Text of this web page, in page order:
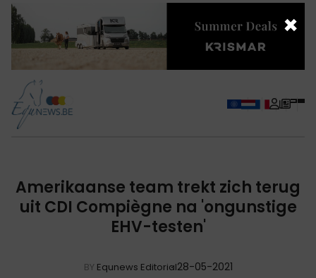
Amerikaanse team trekt zich terug
uit CDI Compiègne na 'ongunstige
EHV-testen'
BY Equnews Editorial28-05-2021
×